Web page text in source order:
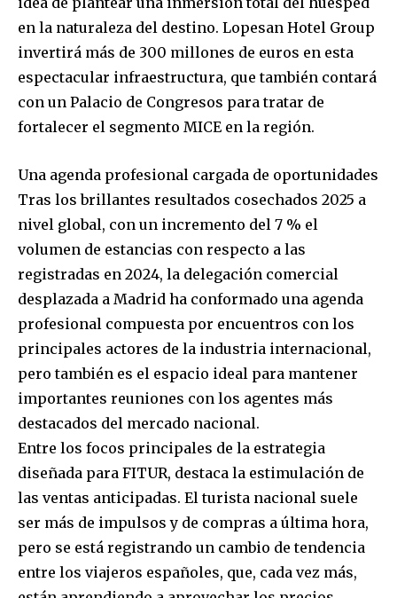
en la naturaleza del destino. Lopesan Hotel Group
invertirá más de 300 millones de euros en esta
espectacular infraestructura, que también contará
con un Palacio de Congresos para tratar de
fortalecer el segmento MICE en la región.
Una agenda profesional cargada de oportunidades
Tras los brillantes resultados cosechados 2025 a
nivel global, con un incremento del 7 % el
volumen de estancias con respecto a las
registradas en 2024, la delegación comercial
desplazada a Madrid ha conformado una agenda
profesional compuesta por encuentros con los
principales actores de la industria internacional,
pero también es el espacio ideal para mantener
importantes reuniones con los agentes más
destacados del mercado nacional.
Entre los focos principales de la estrategia
diseñada para FITUR, destaca la estimulación de
las ventas anticipadas. El turista nacional suele
ser más de impulsos y de compras a última hora,
pero se está registrando un cambio de tendencia
entre los viajeros españoles, que, cada vez más,